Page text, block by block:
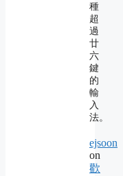
種
超
過
廿
六
鍵
的
輸
入
法。
ejsoon
on
歡